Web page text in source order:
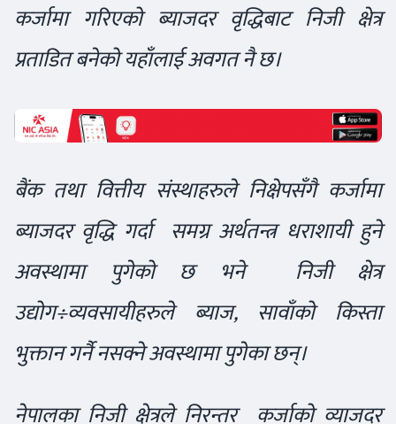
कर्जामा गरिएको ब्याजदर वृद्धिबाट निजी क्षेत्र
प्रताडित बनेको यहाँलाई अवगत नै छ।
बैंक तथा वित्तीय संस्थाहरुले निक्षेपसँगै कर्जामा
ब्याजदर वृद्धि गर्दा समग्र अर्थतन्त्र धराशायी हुने
अवस्थामा पुगेको छ भने निजी क्षेत्र
उद्योग÷व्यवसायीहरुले ब्याज, सावाँको किस्ता
भुक्तान गर्नै नसक्ने अवस्थामा पुगेका छन्।
नेपालका निजी क्षेत्रले निरन्तर कर्जाको व्याजदर